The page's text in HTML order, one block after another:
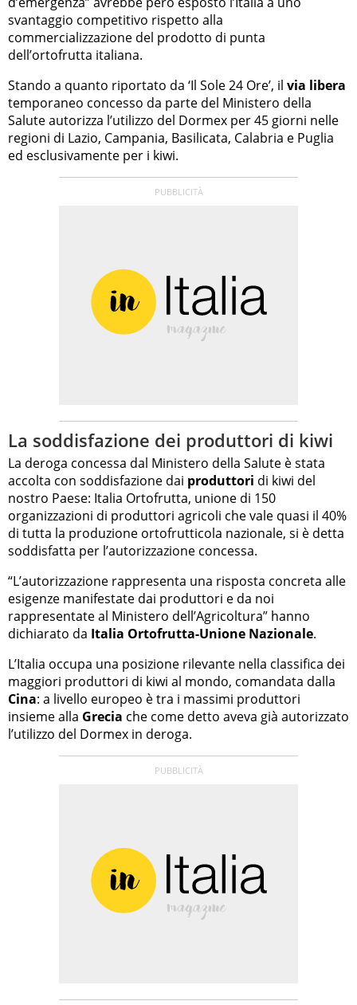
svantaggio competitivo rispetto alla
commercializzazione del prodotto di punta
dell’ortofrutta italiana.
Stando a quanto riportato da ‘Il Sole 24 Ore’, il via libera
temporaneo concesso da parte del Ministero della
Salute autorizza l’utilizzo del Dormex per 45 giorni nelle
regioni di Lazio, Campania, Basilicata, Calabria e Puglia
ed esclusivamente per i kiwi.
La soddisfazione dei produttori di kiwi
La deroga concessa dal Ministero della Salute è stata
accolta con soddisfazione dai produttori di kiwi del
nostro Paese: Italia Ortofrutta, unione di 150
organizzazioni di produttori agricoli che vale quasi il 40%
di tutta la produzione ortofrutticola nazionale, si è detta
soddisfatta per l’autorizzazione concessa.
“L’autorizzazione rappresenta una risposta concreta alle
esigenze manifestate dai produttori e da noi
rappresentate al Ministero dell’Agricoltura” hanno
dichiarato da Italia Ortofrutta-Unione Nazionale.
L’Italia occupa una posizione rilevante nella classifica dei
maggiori produttori di kiwi al mondo, comandata dalla
Cina: a livello europeo è tra i massimi produttori
insieme alla Grecia che come detto aveva già autorizzato
l’utilizzo del Dormex in deroga.